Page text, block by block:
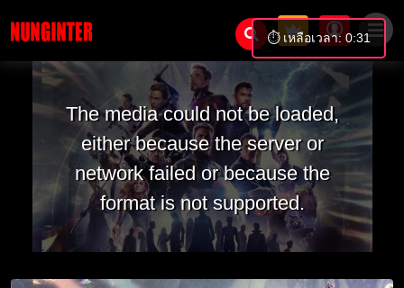
The media could not be loaded,
either because the server or
network failed or because the
format is not supported.
⏱️ เหลือเวลา: 0:31